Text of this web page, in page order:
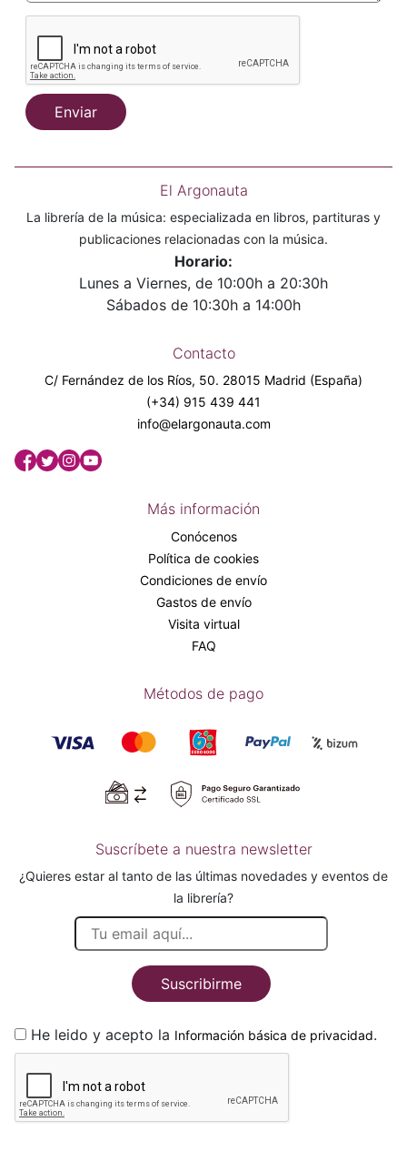
Enviar
El Argonauta
La librería de la música: especializada en libros, partituras y
publicaciones relacionadas con la música.
Horario:
Lunes a Viernes, de 10:00h a 20:30h
Sábados de 10:30h a 14:00h
Contacto
C/ Fernández de los Ríos, 50. 28015 Madrid (España)
(+34) 915 439 441
info@elargonauta.com
Más información
Conócenos
Política de cookies
Condiciones de envío
Gastos de envío
Visita virtual
FAQ
Métodos de pago
Suscríbete a nuestra newsletter
¿Quieres estar al tanto de las últimas novedades y eventos de
la librería?
Suscribirme
He leido y acepto la Información básica de privacidad.